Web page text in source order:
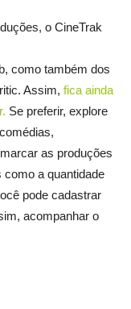
o CineTrak
como também dos
Assim, fica ainda
Se preferir, explore
as produções
a quantidade
pode cadastrar
acompanhar o